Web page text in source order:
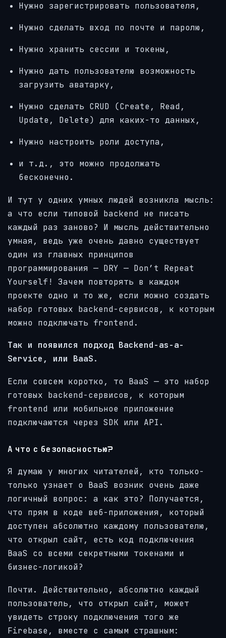
Нужно зарегистрировать пользователя,
Нужно сделать вход по почте и паролю,
Нужно хранить сессии и токены,
Нужно дать пользователю возможность
загрузить аватарку,
Нужно сделать CRUD (Create, Read,
Update, Delete) для каких-то данных,
Нужно настроить роли доступа,
и т.д., это можно продолжать
бесконечно.
И тут у одних умных людей возникла мысль:
а что если типовой backend не писать
каждый раз заново? И мысль действительно
умная, ведь уже очень давно существует
один из главных принципов
программирования — DRY — Don’t Repeat
Yourself! Зачем повторять в каждом
проекте одно и то же, если можно создать
набор готовых backend-сервисов, к которым
можно подключать frontend.
Так и появился подход Backend-as-a-
Service, или BaaS.
Если совсем коротко, то BaaS — это набор
готовых backend-сервисов, к которым
frontend или мобильное приложение
подключаются через SDK или API.
А что с безопасностью?
Я думаю у многих читателей, кто только-
только узнает о BaaS возник очень даже
логичный вопрос: а как это? Получается,
что прям в коде веб-приложения, который
доступен абсолютно каждому пользователю,
что открыл сайт, есть код подключения
BaaS со всеми секретными токенами и
бизнес-логикой?
Почти. Действительно, абсолютно каждый
пользователь, что открыл сайт, может
увидеть строку подключения того же
Firebase, вместе с самым страшным: